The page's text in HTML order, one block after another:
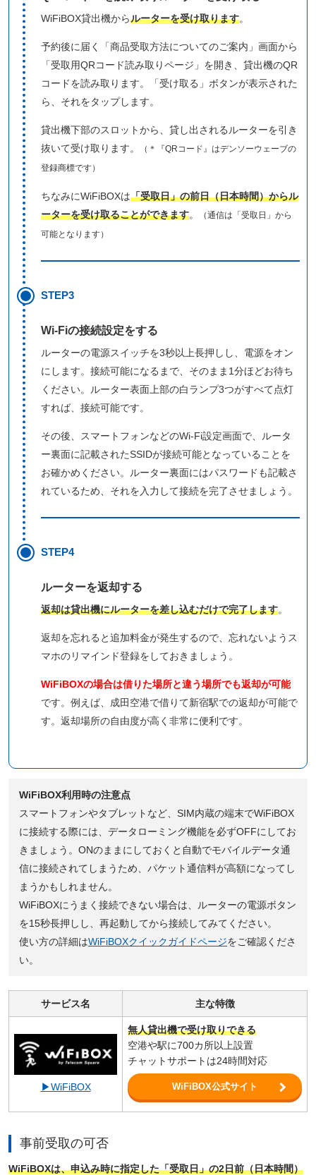
WiFiBOX貸出機からルーターを受け取ります。
予約後に届く「商品受取方法についてのご案内」画面から
「受取用QRコード読み取りページ」を開き、貸出機のQR
コードを読み取ります。「受け取る」ボタンが表示された
ら、それをタップします。
貸出機下部のスロットから、貸し出されるルーターを引き
抜いて受け取ります。
（＊『QRコード』はデンソーウェーブの
登録商標です）
ちなみにWiFiBOXは「受取日」の前日（日本時間）からル
ーターを受け取ることができます。 （通信は「受取日」から
可能となります）
STEP3
Wi-Fiの接続設定をする
ルーターの電源スイッチを3秒以上長押しし、電源をオン
にします。接続可能になるまで、そのまま1分ほどお待ち
ください。ルーター表面上部の白ランプ3つがすべて点灯
すれば、接続可能です。
その後、スマートフォンなどのWi-Fi設定画面で、ルータ
ー裏面に記載されたSSIDが接続可能となっていることを
お確かめください。ルーター裏面にはパスワードも記載さ
れているため、それを入力して接続を完了させましょう。
STEP4
ルーターを返却する
返却は貸出機にルーターを差し込むだけで完了します。
返却を忘れると追加料金が発生するので、忘れないようス
マホのリマインド登録をしておきましょう。
WiFiBOXの場合は借りた場所と違う場所でも返却が可能
です。例えば、成田空港で借りて新宿駅での返却が可能で
す。返却場所の自由度が高く非常に便利です。
WiFiBOX利用時の注意点
スマートフォンやタブレットなど、SIM内蔵の端末でWiFiBOX
に接続する際には、データローミング機能を必ずOFFにしてお
きましょう。ONのままにしておくと自動でモバイルデータ通
信に接続されてしまうため、パケット通信料が高額になってし
まうかもしれません。
WiFiBOXにうまく接続できない場合は、ルーターの電源ボタン
を15秒長押しし、再起動してから接続してみてください。
使い方の詳細はWiFiBOXクイックガイドページをご確認くださ
い。
サービス名 主な特徴
▶WiFiBOX
無人貸出機で受け取りできる
空港や駅に700カ所以上設置
チャットサポートは24時間対応
WiFiBOX公式サイト
事前受取の可否
WiFiBOXは、申込み時に指定した「受取日」の2日前（日本時間）